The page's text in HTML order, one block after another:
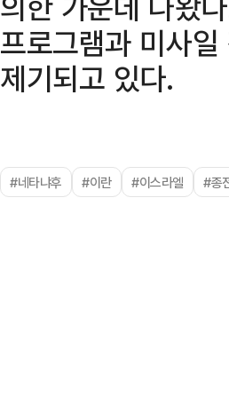
프로그램과 미사
제기되고 있다.
#네타냐후 #이란 #이스라엘 #종